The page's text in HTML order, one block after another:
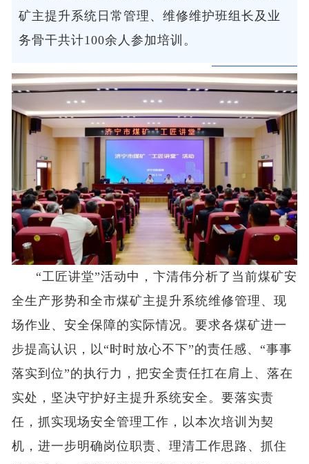
矿主提升系统日常管理、维修维护班组长及业
务骨干共计100余人参加培训。
“工匠讲堂”活动中，卞清伟分析了当前煤矿安
全生产形势和全市煤矿主提升系统维修管理、现
场作业、安全保障的实际情况。要求各煤矿进一
步提高认识，以“时时放心不下”的责任感、“事事
落实到位”的执行力，把安全责任扛在肩上、落在
实处，坚决守护好主提升系统安全。要落实责
任，抓实现场安全管理工作，以本次培训为契
机，进一步明确岗位职责、理清工作思路、抓住